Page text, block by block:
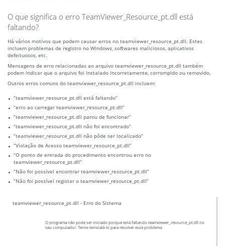
O que significa o erro TeamViewer_Resource_pt.dll está
faltando?
Há vários motivos que podem causar erros no teamviewer_resource_pt.dll. Estes
incluem problemas de registro no Windows, softwares maliciosos, aplicativos
defeituosos, etc.
Mensagens de erro relacionadas ao arquivo teamviewer_resource_pt.dll também
podem indicar que o arquivo foi instalado incorretamente, corrompido ou removido.
Outros erros comuns do teamviewer_resource_pt.dll incluem:
“teamviewer_resource_pt.dll está faltando”
“erro ao carregar teamviewer_resource_pt.dll”
“teamviewer_resource_pt.dll parou de funcionar”
“teamviewer_resource_pt.dll não foi encontrado”
“teamviewer_resource_pt.dll não pôde ser localizado”
“Violação de Acesso teamviewer_resource_pt.dll”
“O ponto de entrada do procedimento encontrou erro no
teamviewer_resource_pt.dll”
“Não foi possível encontrar teamviewer_resource_pt.dll”
“Não foi possível registar o teamviewer_resource_pt.dll”
teamviewer_resource_pt.dll - Erro do Sistema
O programa não pode ser iniciado porque está faltando teamviewer_resource_pt.dll no
seu computador. Tente reinstalá-lo para resolver esse problema.